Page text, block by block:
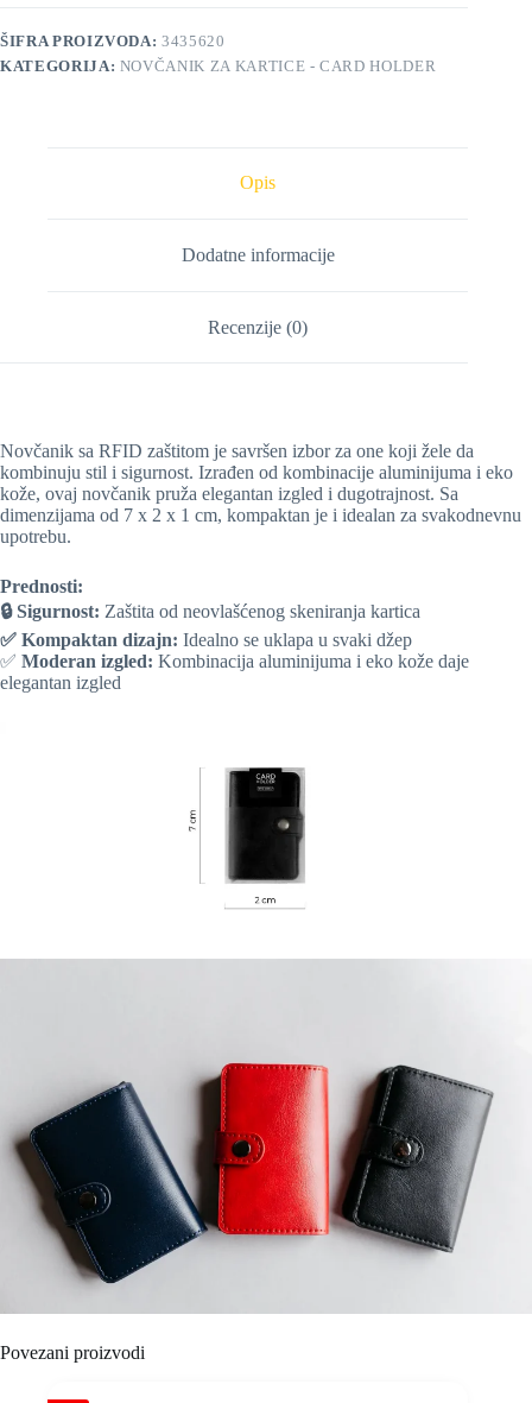
ŠIFRA PROIZVODA:3435620
KATEGORIJA: NOVČANIK ZA KARTICE - CARD HOLDER
Opis
Dodatne informacije
Recenzije (0)
Novčanik sa RFID zaštitom je savršen izbor za one koji žele da
kombinuju stil i sigurnost. Izrađen od kombinacije aluminijuma i eko
kože, ovaj novčanik pruža elegantan izgled i dugotrajnost. Sa
dimenzijama od 7 x 2 x 1 cm, kompaktan je i idealan za svakodnevnu
upotrebu.
Prednosti:
🔒 Sigurnost: Zaštita od neovlašćenog skeniranja kartica
✅ Kompaktan dizajn: Idealno se uklapa u svaki džep
✅ Moderan izgled: Kombinacija aluminijuma i eko kože daje
elegantan izgled
Povezani proizvodi